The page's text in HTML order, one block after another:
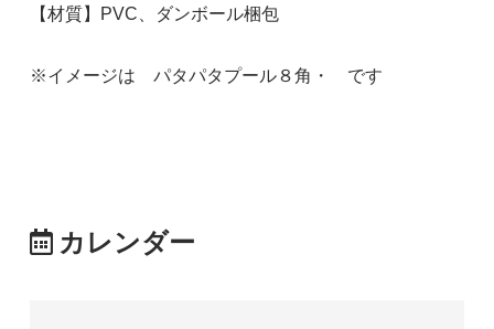
【材質】PVC、ダンボール梱包
※イメージは パタパタプール８角・ です
黄×オレンジ
カレンダー